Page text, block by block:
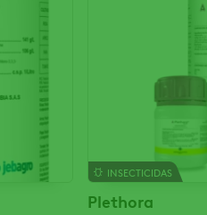
INSECTICIDAS
Plethora